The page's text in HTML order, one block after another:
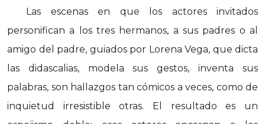
Las escenas en que los actores invitados
personifican a los tres hermanos, a sus padres o al
amigo del padre, guiados por Lorena Vega, que dicta
las didascalias, modela sus gestos, inventa sus
palabras, son hallazgos tan cómicos a veces, como de
inquietud irresistible otras. El resultado es un